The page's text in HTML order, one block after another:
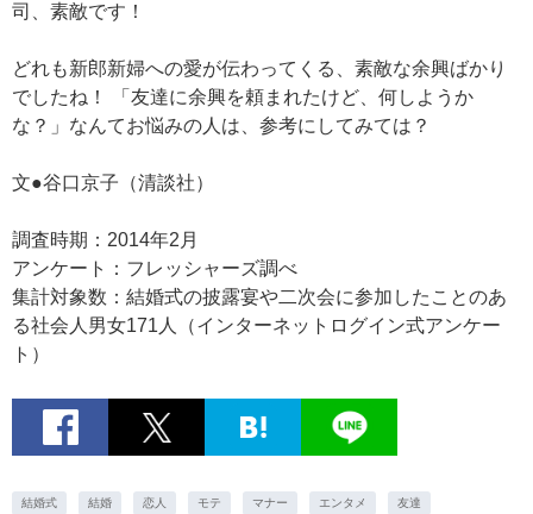
司、素敵です！
どれも新郎新婦への愛が伝わってくる、素敵な余興ばかり
でしたね！ 「友達に余興を頼まれたけど、何しようか
な？」なんてお悩みの人は、参考にしてみては？
文●谷口京子（清談社）
調査時期：2014年2月
アンケート：フレッシャーズ調べ
集計対象数：結婚式の披露宴や二次会に参加したことのあ
る社会人男女171人（インターネットログイン式アンケー
ト）
結婚式 結婚 恋人 モテ マナー エンタメ 友達